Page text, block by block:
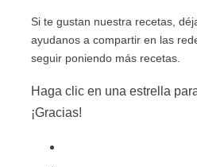
Si te gustan nuestra recetas,
ayudanos a compartir en las
seguir poniendo más recetas.
Haga clic en una estrella
¡Gracias!